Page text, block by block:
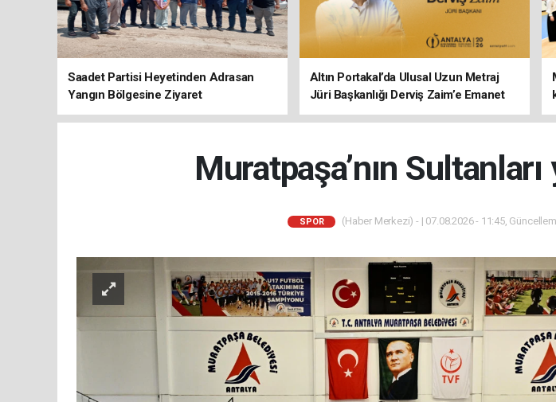
Saadet Partisi Heyetinden Adrasan
Yangın Bölgesine Ziyaret
Altın Portakal’da Ulusal Uzun Metraj
Jüri Başkanlığı Derviş Zaim’e Emanet
Muratpaşa’nın
SPOR (Haber Merkezi) - | 07.08.2026 - 11:45,